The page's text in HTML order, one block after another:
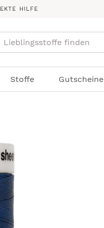
HILFE
Stoffe Gutscheine